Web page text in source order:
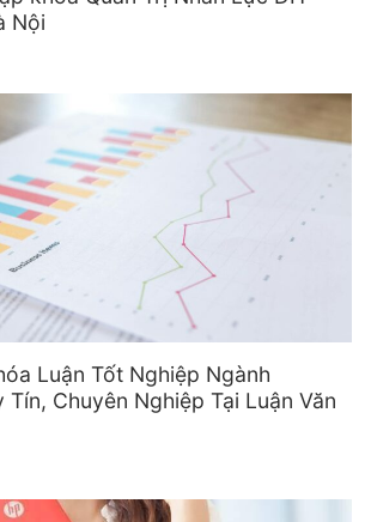
Nội
Luận Tốt Nghiệp Ngành
Chuyên Nghiệp Tại Luận Văn